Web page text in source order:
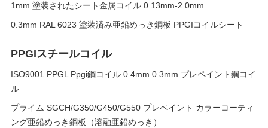
1mm 塗装されたシート金属コイル 0.13mm-2.0mm
0.3mm RAL 6023 塗装済み亜鉛めっき鋼板 PPGIコイルシート
PPGIスチールコイル
ISO9001 PPGL Ppgi鋼コイル 0.4mm 0.3mm プレペイント鋼コイ
ル
プライム SGCH/G350/G450/G550 プレペイント カラーコーティ
ング亜鉛めっき鋼板（溶融亜鉛めっき）